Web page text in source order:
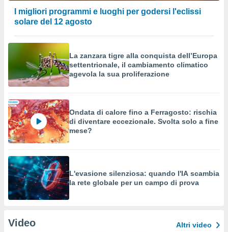
I migliori programmi e luoghi per godersi l'eclissi
solare del 12 agosto
La zanzara tigre alla conquista dell’Europa
settentrionale, il cambiamento climatico
agevola la sua proliferazione
Ondata di calore fino a Ferragosto: rischia
di diventare eccezionale. Svolta solo a fine
mese?
L'evasione silenziosa: quando l'IA scambia
la rete globale per un campo di prova
Video Altri video